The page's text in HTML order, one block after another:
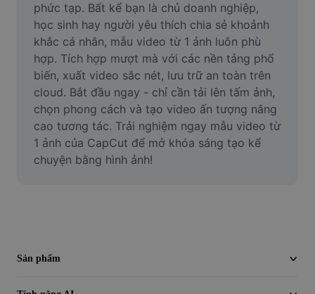
Xóa nền trong video
Nâng cao chất lượng
Trình chỉnh sửa video
Cắt video
Thêm phụ đề vào video
Trình chuyển đổi video
phức tạp. Bất kể bạn là chủ doanh nghiệp,
học sinh hay người yêu thích chia sẻ khoảnh
khắc cá nhân, mẫu video từ 1 ảnh luôn phù
hợp. Tích hợp mượt mà với các nền tảng phổ
biến, xuất video sắc nét, lưu trữ an toàn trên
cloud. Bắt đầu ngay - chỉ cần tải lên tấm ảnh,
chọn phong cách và tạo video ấn tượng nâng
cao tương tác. Trải nghiệm ngay mẫu video từ
1 ảnh của CapCut để mở khóa sáng tạo kể
chuyện bằng hình ảnh!
Sản phẩm